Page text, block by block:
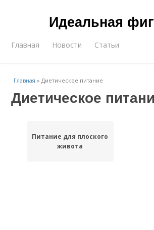
Идеальная
Главная Новости Статьи
Главная »Диетическое питание
Диетическое
Питание для плоского
живота